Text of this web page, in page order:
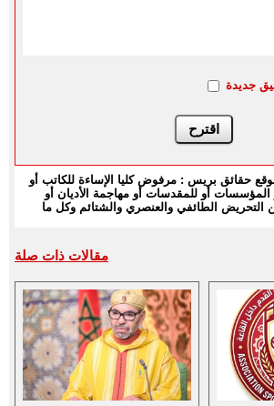
جديدة
حقائق بريس : مرفوض كليا الإساءة للكاتب أو
أو للمقدسات أو مهاجمة الأديان أو
عن التحريض الطائفي والعنصري والشتائم وكل ما
مقالات ذات صلة